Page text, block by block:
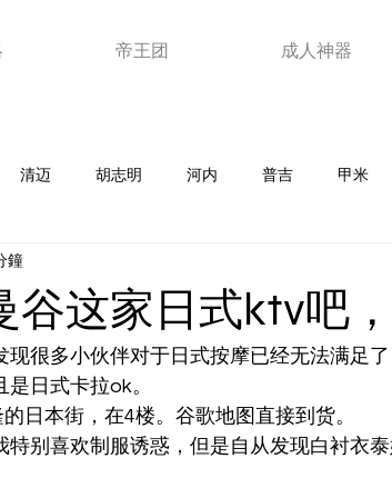
帝王团 成人神器
清迈 胡志明 河内 普吉 甲米
澳门 视频 玩家故事 优惠卷 芽庄
谷这家日式ktv吧，
鐘
很多小伙伴对于日式按摩已经无法满足
日式卡拉ok。
日本街，在4楼。谷歌地图直接到货。
特别喜欢制服诱惑，但是自从发现白衬衣